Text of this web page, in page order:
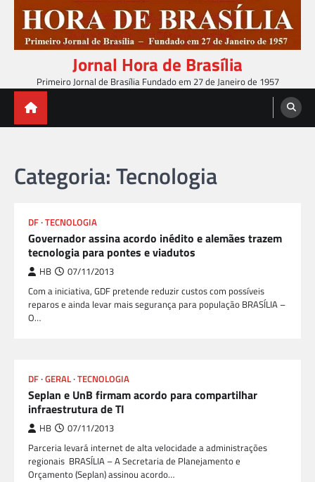
content
Jornal Hora de Brasília
Primeiro Jornal de Brasília Fundado em 27 de Janeiro de 1957
Categoria:Tecnologia
DF TECNOLOGIA
Governador assina acordo inédito e alemães trazem
tecnologia para pontes e viadutos
HB 07/11/2013
Com a iniciativa, GDF pretende reduzir custos com possíveis
reparos e ainda levar mais segurança para população BRASÍLIA –
O…
DF GERAL TECNOLOGIA
Seplan e UnB firmam acordo para compartilhar
infraestrutura de TI
HB 07/11/2013
Parceria levará internet de alta velocidade a administrações
regionais BRASÍLIA – A Secretaria de Planejamento e
Orçamento (Seplan) assinou acordo…